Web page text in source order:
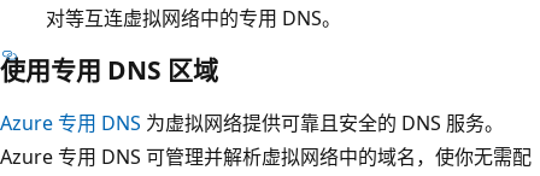
对等互连虚拟网络中的专用 DNS。
使用专用 DNS 区域
Azure 专用 DNS 为虚拟网络提供可靠且安全的 DNS 服务。
Azure 专用 DNS 可管理并解析虚拟网络中的域名，使你无需配